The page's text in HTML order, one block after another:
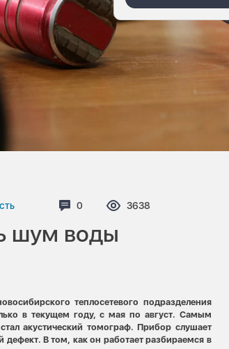
Комментариев:
0 Просмотров:
3638
шум воды
теплосетевого подразделения
в текущем году, с мая по август. Самым
акустический томограф. Прибор слушает
В том, как он работает разбираемся в